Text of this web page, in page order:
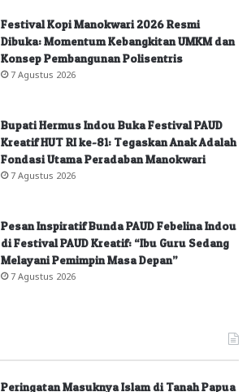
Festival Kopi Manokwari 2026 Resmi
Dibuka: Momentum Kebangkitan UMKM dan
Konsep Pembangunan Polisentris
7 Agustus 2026
Bupati Hermus Indou Buka Festival PAUD
Kreatif HUT RI ke-81: Tegaskan Anak Adalah
Fondasi Utama Peradaban Manokwari
7 Agustus 2026
Pesan Inspiratif Bunda PAUD Febelina Indou
di Festival PAUD Kreatif: “Ibu Guru Sedang
Melayani Pemimpin Masa Depan”
7 Agustus 2026
Peringatan Masuknya Islam di Tanah Papua